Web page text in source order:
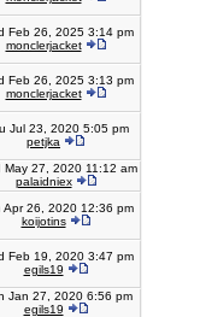
Feb 26, 2025 3:14 pm
monclerjacket
Feb 26, 2025 3:13 pm
monclerjacket
Jul 23, 2020 5:05 pm
petjka
May 27, 2020 11:12 am
palaidniex
Apr 26, 2020 12:36 pm
koijotins
Feb 19, 2020 3:47 pm
egils19
Jan 27, 2020 6:56 pm
egils19